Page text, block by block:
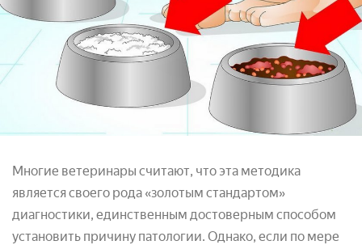
Многие ветеринары считают, что эта методика
является своего рода «золотым стандартом»
диагностики, единственным достоверным способом
установить причину патологии. Однако, если по мере